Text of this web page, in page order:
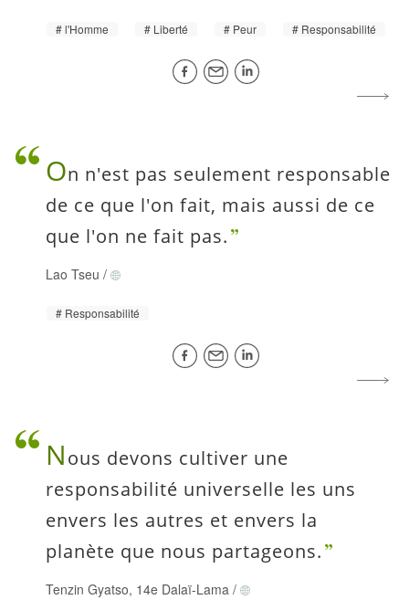
l'Homme Liberté Peur Responsabilité
On n'est pas seulement responsable
de ce que l'on fait, mais aussi de ce
que l'on ne fait pas.
Lao Tseu /
Responsabilité
Nous devons cultiver une
responsabilité universelle les uns
envers les autres et envers la
planète que nous partageons.
Tenzin Gyatso, 14e Dalaï-Lama /